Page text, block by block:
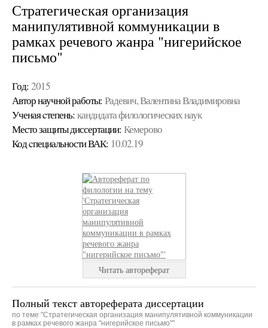
Стратегическая организация
манипулятивной коммуникации в
рамках речевого жанра "нигерийское
письмо"
Год: 2015
Автор научной работы: Радевич, Валентина Владимировна
Ученая cтепень: кандидата филологических наук
Место защиты диссертации: Кемерово
Код cпециальности ВАК: 10.02.19
Читать автореферат
Полный текст автореферата диссертации
по теме "Стратегическая организация манипулятивной коммуникации
в рамках речевого жанра "нигерийское письмо""